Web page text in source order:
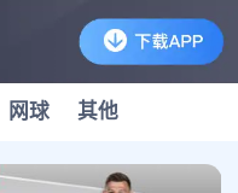
网球 其他